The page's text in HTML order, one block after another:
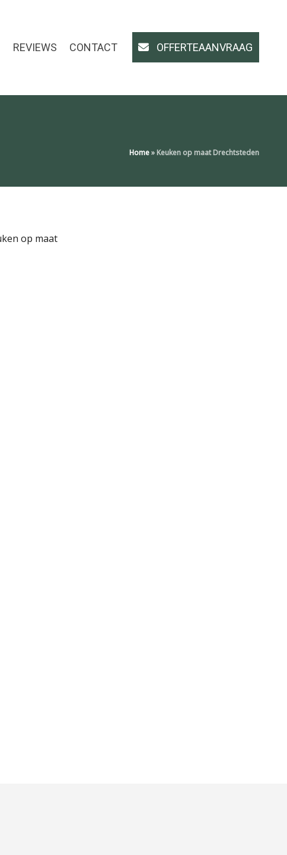
REVIEWS CONTACT OFFERTEAANVRAAG
Home»Keuken op maat Drechtsteden